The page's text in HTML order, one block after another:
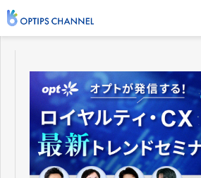
お役立ち資料
イベント
サービス／ツール